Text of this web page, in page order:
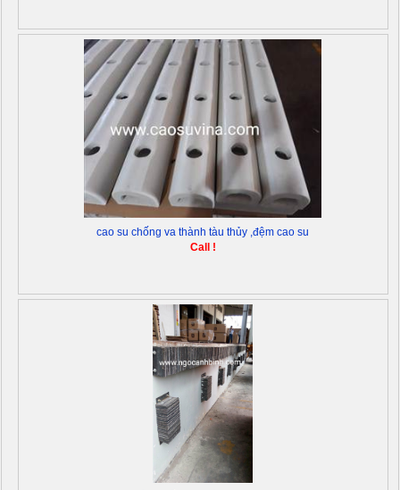
cao su chống va thành tàu thủy ,đệm cao su
Call !